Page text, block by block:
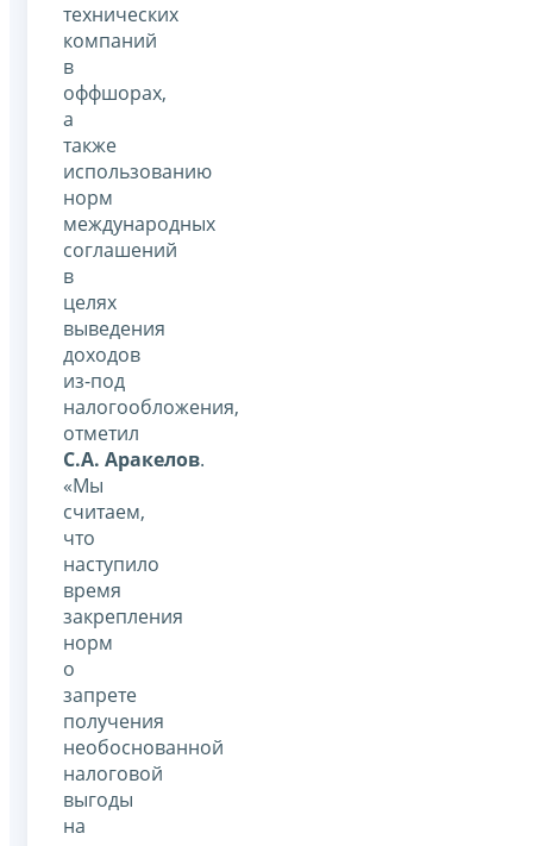
технических
компаний
в
оффшорах,
а
также
использованию
норм
международных
соглашений
в
целях
выведения
доходов
из-под
налогообложения,
отметил
С.А. Аракелов.
«Мы
считаем,
что
наступило
время
закрепления
норм
о
запрете
получения
необоснованной
налоговой
выгоды
на